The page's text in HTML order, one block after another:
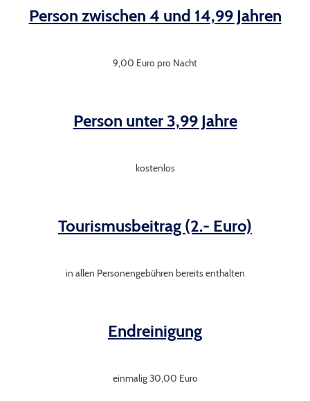
Person zwischen 4 und 14,99 Jahren
9,00 Euro pro Nacht
Person unter 3,99 Jahre
kostenlos
Tourismusbeitrag (2.- Euro)
in allen Personengebühren bereits enthalten
Endreinigung
einmalig 30,00 Euro